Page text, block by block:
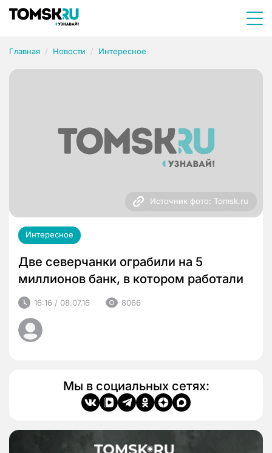
Главная Новости Интересное
Источник фото: Tomsk.ru
Интересное
Две северчанки ограбили на 5
миллионов банк, в котором работали
16:16 / 08.07.16 8066
Мы в социальных сетях: